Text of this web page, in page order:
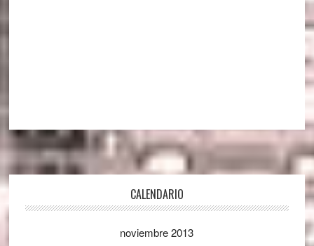
CALENDARIO
noviembre 2013